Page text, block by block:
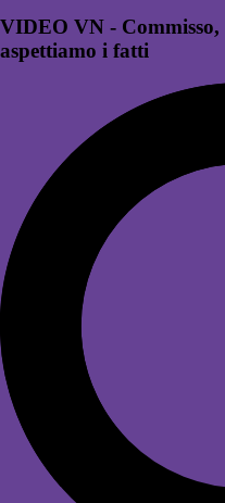
VIDEO VN - Commisso,
aspettiamo i fatti